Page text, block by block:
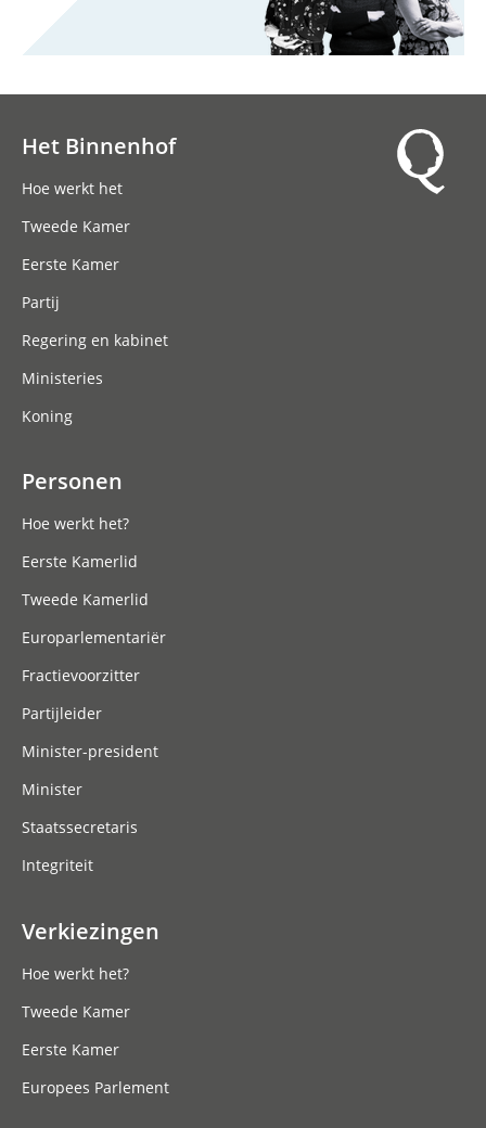
Het Binnenhof
Hoe werkt het
Tweede Kamer
Eerste Kamer
Partij
Regering en kabinet
Ministeries
Koning
Personen
Hoe werkt het?
Eerste Kamerlid
Tweede Kamerlid
Europarlementariër
Fractievoorzitter
Partijleider
Minister-president
Minister
Staatssecretaris
Integriteit
Verkiezingen
Hoe werkt het?
Tweede Kamer
Eerste Kamer
Europees Parlement